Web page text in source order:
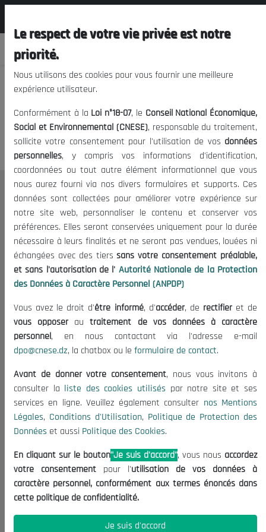
We apologize, but you cannot
access this content.
THE NESEC
About
The President
Organisation
Publications
Calls for Tenders and Consultations
Legal Notices
Terms of Use
Data Protection Policy
Cookie Policy
Contact US
(+213) 021 98 01 00|01|02
contact@cnese.dz
Suggestions or Initiatives?
Newsletter
Inscrivez-vous, soyez le premier à découvrir nos
Le respect de votre vie privée est notre
priorité.
Nous utilisons des cookies pour vous fournir une meilleure
expérience utilisateur.
Conformément à la Loi n°18-07, le Conseil National Économique,
Social et Environnemental (CNESE), responsable du traitement,
sollicite votre consentement pour l'utilisation de vos données
personnelles, y compris vos informations d'identification,
coordonnées ou tout autre élément informationnel que vous
nous aurez fourni via nos divers formulaires et supports. Ces
données sont collectées pour améliorer votre expérience sur
notre site web, personnaliser le contenu et conserver vos
préférences. Elles seront conservées uniquement pour la durée
nécessaire à leurs finalités et ne seront pas vendues, louées ni
échangées avec des tierssans votre consentement préalable,
et sans l'autorisation de l' Autorité Nationale de la Protection
des Données à Caractère Personnel (ANPDP)
Vous avez le droit d'être informé, d'accéder, de rectifieret de
vous opposerautraitement de vos données à caractère
personnel, en nous contactant via l'adresse e-mail
dpo@cnese.dz, la chatbox ou le formulaire de contact.
Avant de donner votre consentement, nous vous invitons à
consulter la liste des cookies utilisés par notre site et ses
services en ligne. Veuillez également consulter nos Mentions
Légales, Conditions d'Utilisation, Politique de Protection des
Données et aussi Politique des Cookies.
En cliquant sur le bouton"Je suis d'accord", vous nous accordez
votre consentement pour l'utilisation de vos données à
caractère personnel, conformément aux termes énoncés dans
cette politique de confidentialité.
Je suis d'accord